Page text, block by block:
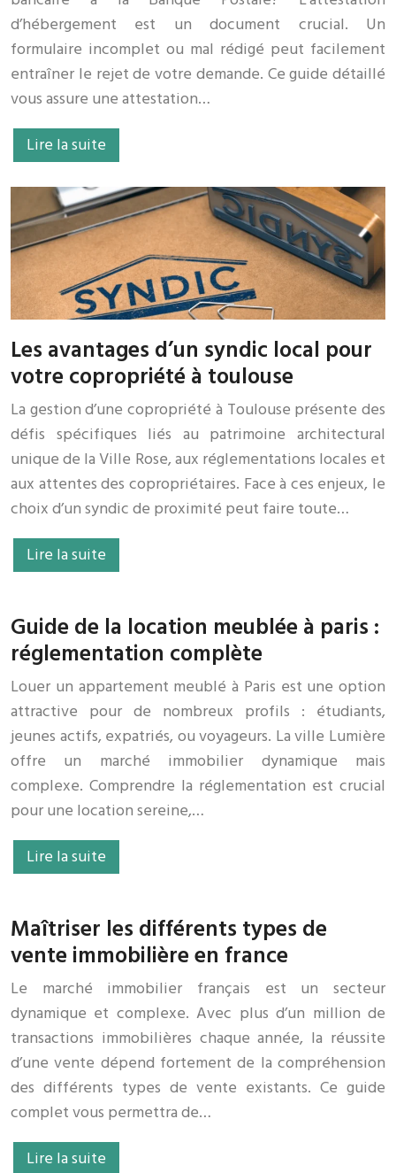
d’hébergement est un document crucial. Un
formulaire incomplet ou mal rédigé peut facilement
entraîner le rejet de votre demande. Ce guide détaillé
vous assure une attestation…
Lire la suite
Les avantages d’un syndic local pour
votre copropriété à toulouse
La gestion d’une copropriété à Toulouse présente des
défis spécifiques liés au patrimoine architectural
unique de la Ville Rose, aux réglementations locales et
aux attentes des copropriétaires. Face à ces enjeux, le
choix d’un syndic de proximité peut faire toute…
Lire la suite
Guide de la location meublée à paris :
réglementation complète
Louer un appartement meublé à Paris est une option
attractive pour de nombreux profils : étudiants,
jeunes actifs, expatriés, ou voyageurs. La ville Lumière
offre un marché immobilier dynamique mais
complexe. Comprendre la réglementation est crucial
pour une location sereine,…
Lire la suite
Maîtriser les différents types de
vente immobilière en france
Le marché immobilier français est un secteur
dynamique et complexe. Avec plus d’un million de
transactions immobilières chaque année, la réussite
d’une vente dépend fortement de la compréhension
des différents types de vente existants. Ce guide
complet vous permettra de…
Lire la suite